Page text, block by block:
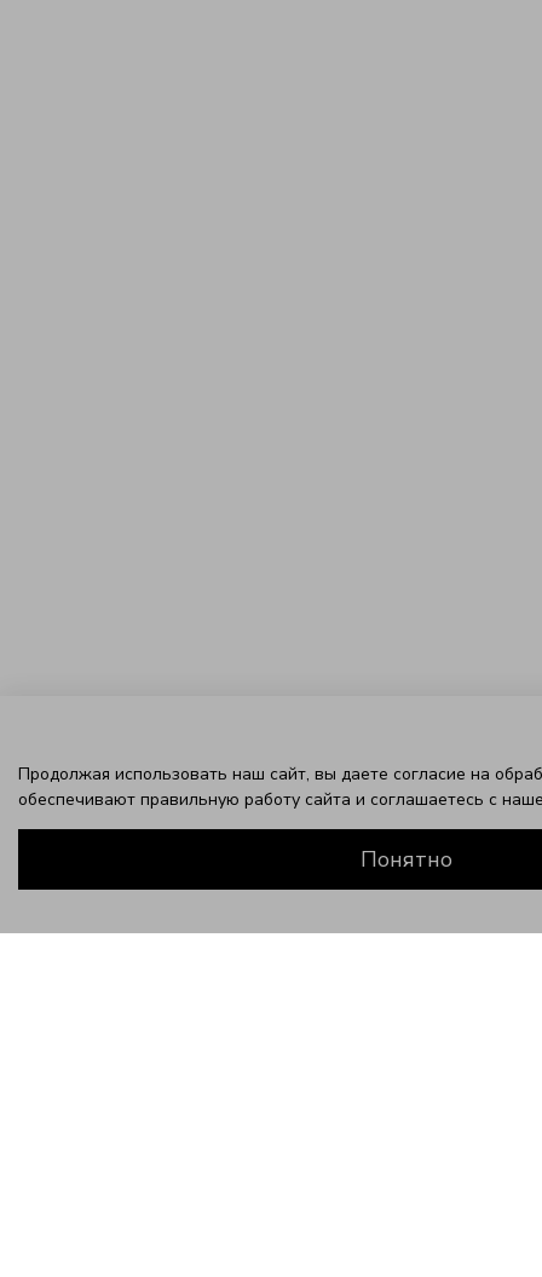
Продолжая использовать наш сайт, вы даете согласие на
обеспечивают правильную работу сайта и соглашаетесь с
Понятно